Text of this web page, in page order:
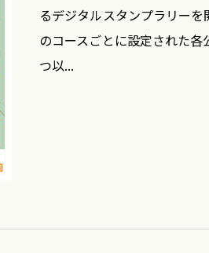
るデジタルスタンプラリーを
のコースごとに設定された各
つ以...